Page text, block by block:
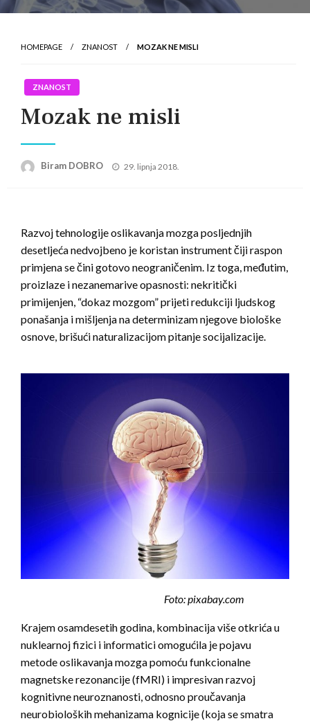
HOMEPAGE ZNANOST MOZAK NE MISLI
ZNANOST
Mozak ne misli
Biram DOBRO
Posted
29. lipnja 2018.
Razvoj tehnologije oslikavanja mozga posljednjih
desetljeća nedvojbeno je koristan instrument čiji raspon
primjena se čini gotovo neograničenim. Iz toga, međutim,
proizlaze i nezanemarive opasnosti: nekritički
primijenjen, “dokaz mozgom” prijeti redukciji ljudskog
ponašanja i mišljenja na determinizam njegove biološke
osnove, brišući naturalizacijom pitanje socijalizacije.
Foto: pixabay.com
Krajem osamdesetih godina, kombinacija više otkrića u
nuklearnoj fizici i informatici omogućila je pojavu
metode oslikavanja mozga pomoću funkcionalne
magnetske rezonancije (fMRI) i impresivan razvoj
kognitivne neuroznanosti, odnosno proučavanja
neurobioloških mehanizama kognicije (koja se smatra